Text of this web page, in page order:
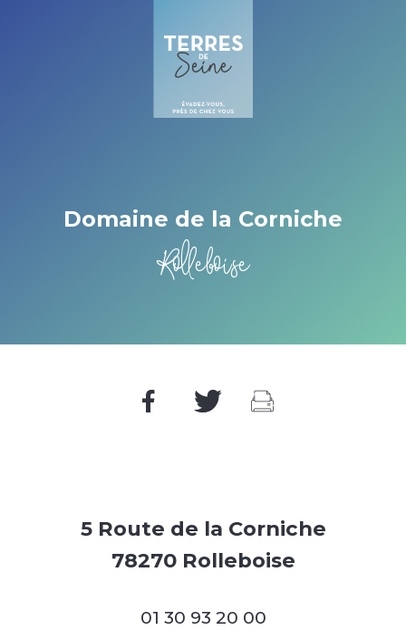
Domaine de la Corniche
Rolleboise
5 Route de la Corniche
78270 Rolleboise
01 30 93 20 00